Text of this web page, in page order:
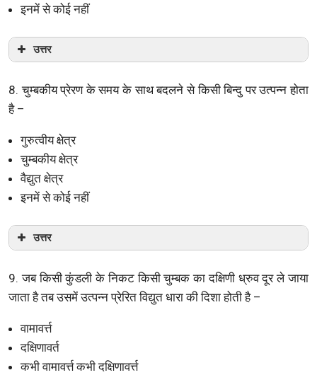
इनमें से कोई नहीं
उत्तर
8. चुम्बकीय प्रेरण के समय के साथ बदलने से किसी बिन्दु पर उत्पन्न होता
है –
गुरुत्वीय क्षेत्र
चुम्बकीय क्षेत्र
वैद्युत क्षेत्र
इनमें से कोई नहीं
उत्तर
9. जब किसी कुंडली के निकट किसी चुम्बक का दक्षिणी ध्रुव दूर ले जाया
जाता है तब उसमें उत्पन्न प्रेरित विद्युत धारा की दिशा होती है –
वामावर्त्त
दक्षिणावर्त
कभी वामावर्त्त कभी दक्षिणावर्त्त